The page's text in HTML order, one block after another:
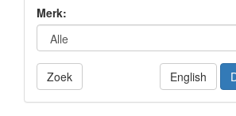
Merk:
Zoek English